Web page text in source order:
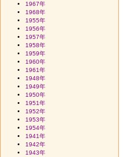
1967年
1968年
1955年
1956年
1957年
1958年
1959年
1960年
1961年
1948年
1949年
1950年
1951年
1952年
1953年
1954年
1941年
1942年
1943年